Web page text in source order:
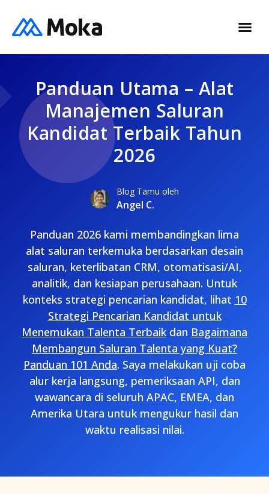
Panduan Utama – Alat
Manajemen Saluran
Kandidat Terbaik Tahun
2026
Blog Tamu oleh
Angel C.
Panduan 2026 kami membandingkan lima
alat saluran terkemuka berdasarkan desain
saluran, keterlibatan CRM, otomatisasi/AI,
analitik, dan kesiapan perusahaan. Untuk
konteks strategi pencarian kandidat, lihat 10
Strategi Pencarian Kandidat untuk
Menemukan Talenta Terbaik dan Bagaimana
Membangun Saluran Talenta yang Kuat?
Panduan 101 Anda. Saya melakukan uji coba
alur kerja langsung, pemeriksaan API, dan
wawancara di seluruh APAC, EMEA, dan
Amerika Utara untuk mengukur hasil dan
waktu realisasi nilai.